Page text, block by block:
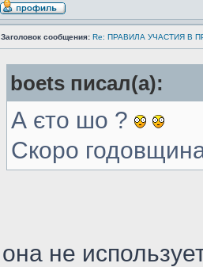
Заголовок сообщения: Re: ПРАВИЛА УЧАСТИЯ В
boets писал(а):
А єто шо ?
Скоро
она не